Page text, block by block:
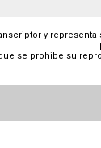
y
se prohibe su